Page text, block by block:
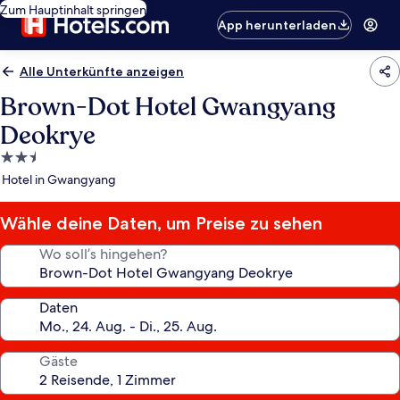
Zum Hauptinhalt springen
App herunterladen
Alle Unterkünfte anzeigen
Brown-Dot Hotel Gwangyang
Deokrye
2.5-
Sterne-
Hotel in Gwangyang
Wähle deine Daten, um Preise zu sehen
Wo soll’s hingehen?
Daten
Gäste